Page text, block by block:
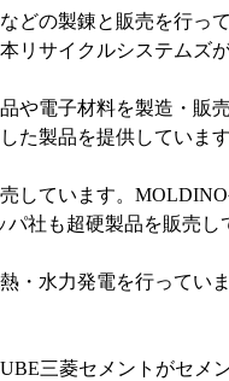
どの製錬と販売を行
リサイクルシステムズ
や電子材料を製造・
た製品を提供しています
しています。
社も超硬製品を販売し
・水力発電を行って
三菱セメントがセ